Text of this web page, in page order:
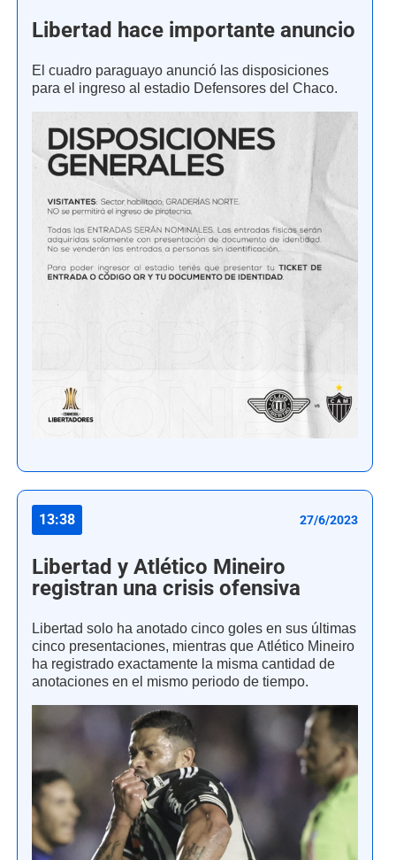
Libertad hace importante anuncio
El cuadro paraguayo anunció las disposiciones
para el ingreso al estadio Defensores del Chaco.
13:38 27/6/2023
Libertad y Atlético Mineiro
registran una crisis ofensiva
Libertad solo ha anotado cinco goles en sus últimas
cinco presentaciones, mientras que Atlético Mineiro
ha registrado exactamente la misma cantidad de
anotaciones en el mismo periodo de tiempo.